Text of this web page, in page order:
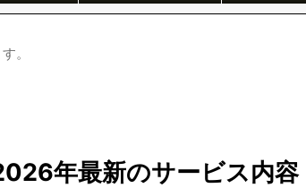
。
年最新のサービス内容